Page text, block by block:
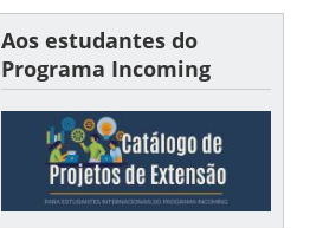
Aos estudantes do
Programa Incoming